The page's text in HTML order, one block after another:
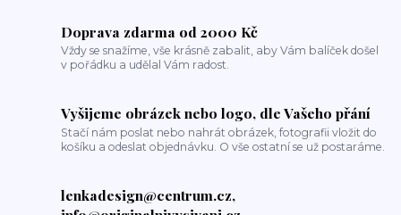
Doprava zdarma od 2000 Kč
Vždy se snažíme, vše krásně zabalit, aby Vám balíček došel
v pořádku a udělal Vám radost.
Vyšijeme obrázek nebo logo, dle Vašeho přání
Stačí nám poslat nebo nahrát obrázek, fotografii vložit do
košíku a odeslat objednávku. O vše ostatní se už postaráme.
lenkadesign@centrum.cz,